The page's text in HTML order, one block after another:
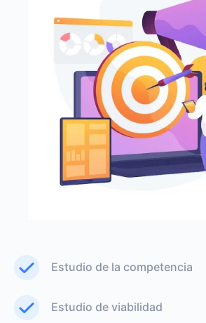
Estudio de la competencia
Estudio de viabilidad